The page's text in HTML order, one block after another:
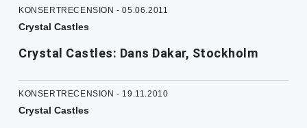
KONSERTRECENSION - 05.06.2011
Crystal Castles
Crystal Castles: Dans Dakar, Stockholm
KONSERTRECENSION - 19.11.2010
Crystal Castles